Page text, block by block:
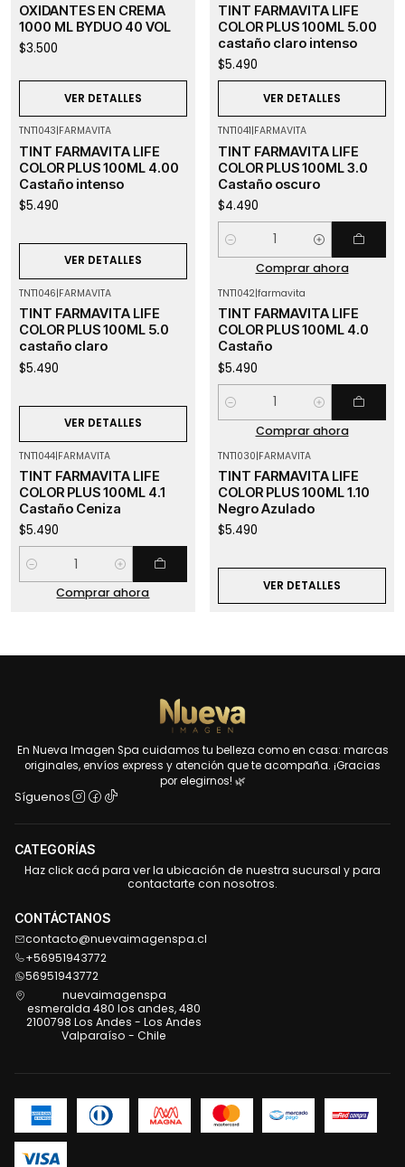
OXIDANTES EN CREMA
1000 ML BYDUO 40 VOL
$3.500
VER DETALLES
TINT FARMAVITA LIFE
COLOR PLUS 100ML 5.00
castaño claro intenso
$5.490
VER DETALLES
TNT1043|FARMAVITA
TINT FARMAVITA LIFE
COLOR PLUS 100ML 4.00
Castaño intenso
$5.490
VER DETALLES
TNT1041|FARMAVITA
TINT FARMAVITA LIFE
COLOR PLUS 100ML 3.0
Castaño oscuro
$4.490
Cantidad
Comprar ahora
TNT1046|FARMAVITA
TINT FARMAVITA LIFE
COLOR PLUS 100ML 5.0
castaño claro
$5.490
VER DETALLES
TNT1042|farmavita
TINT FARMAVITA LIFE
COLOR PLUS 100ML 4.0
Castaño
$5.490
Cantidad
Comprar ahora
TNT1044|FARMAVITA
TINT FARMAVITA LIFE
COLOR PLUS 100ML 4.1
Castaño Ceniza
$5.490
Cantidad
Comprar ahora
TNT1030|FARMAVITA
TINT FARMAVITA LIFE
COLOR PLUS 100ML 1.10
Negro Azulado
$5.490
VER DETALLES
En Nueva Imagen Spa cuidamos tu belleza como en casa: marcas
originales, envíos express y atención que te acompaña. ¡Gracias
por elegirnos! 🌿
Síguenos
CATEGORÍAS
Haz click acá para ver la ubicación de nuestra sucursal y para
contactarte con nosotros.
CONTÁCTANOS
contacto@nuevaimagenspa.cl
+56951943772
56951943772
nuevaimagenspa
esmeralda 480 los andes, 480
2100798 Los Andes - Los Andes
Valparaíso - Chile